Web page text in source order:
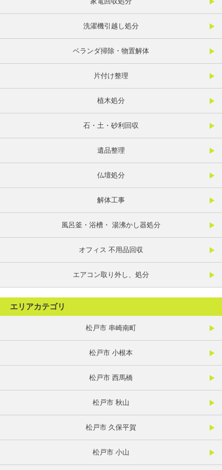
洗濯機引越し処分
ベランダ掃除・物置解体
片付け整理
植木処分
石・土・砂利回収
遺品整理
仏壇処分
解体工事
風呂釜・浴槽・ 湯沸かし器処分
オフィス 不用品回収
エアコン取り外し、処分
エリアカテゴリ
松戸市 串崎南町
松戸市 小根本
松戸市 西馬橋
松戸市 秋山
松戸市 久保平賀
松戸市 小山